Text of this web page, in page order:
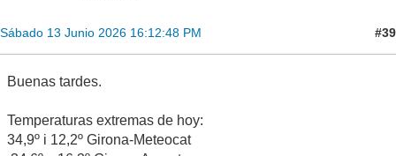
Sábado 13 Junio 2026 16:12:48 PM #39
Buenas tardes.
Temperaturas extremas de hoy:
34,9º i 12,2º Girona-Meteocat